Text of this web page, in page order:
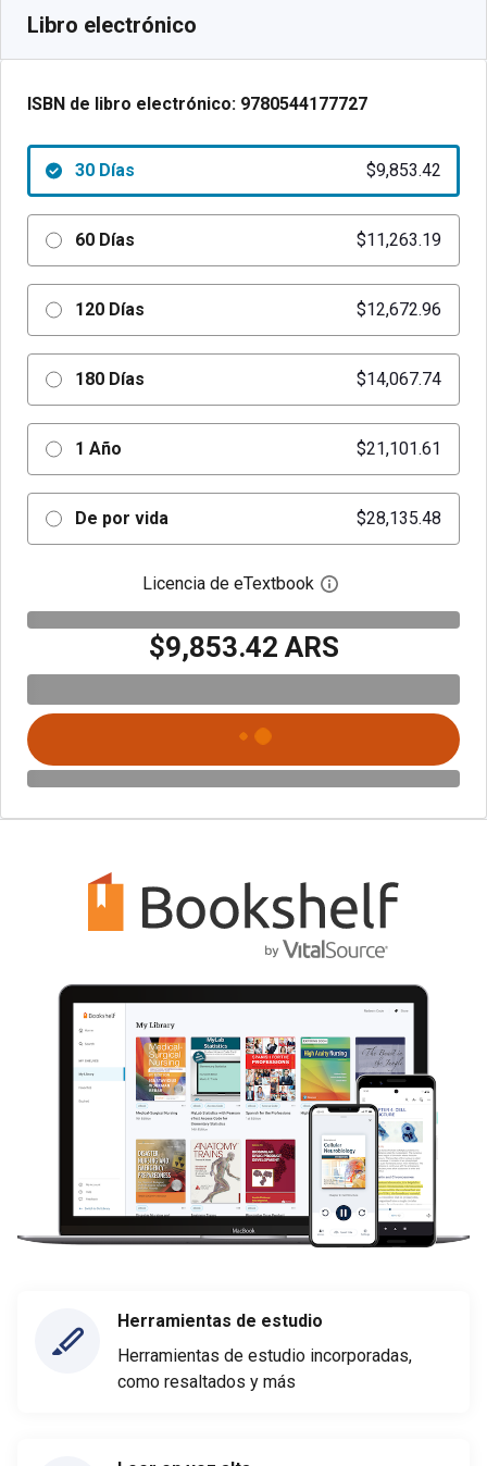
Libro electrónico
ISBN de libro electrónico: 9780544177727
30 Días $9,853.42
60 Días $11,263.19
120 Días $12,672.96
180 Días $14,067.74
1 Año $21,101.61
De por vida $28,135.48
Licencia de eTextbook Abre el cuadro de
$9,853.42 ARS
Herramientas de estudio
Herramientas de estudio incorporadas,
como resaltados y más